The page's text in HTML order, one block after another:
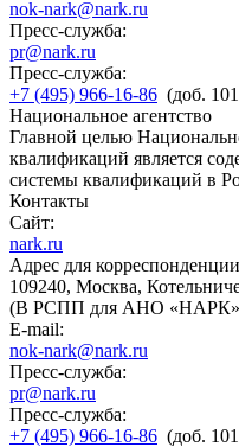
nok-nark@nark.ru
Пресс-служба:
pr@nark.ru
Пресс-служба:
+7 (495) 966-16-86 (доб.
Национальное агентство
Главной целью
квалификаций является
системы квалификаций в
Контакты
Сайт:
nark.ru
Адрес для
109240, Москва,
(В РСПП для АНО
E-mail:
nok-nark@nark.ru
Пресс-служба:
pr@nark.ru
Пресс-служба:
+7 (495) 966-16-86 (доб.